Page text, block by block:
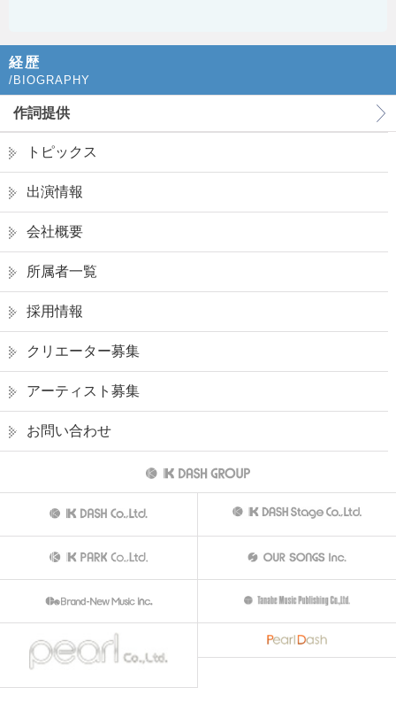
経歴
/BIOGRAPHY
作詞提供
トピックス
出演情報
会社概要
所属者一覧
採用情報
クリエーター募集
アーティスト募集
お問い合わせ